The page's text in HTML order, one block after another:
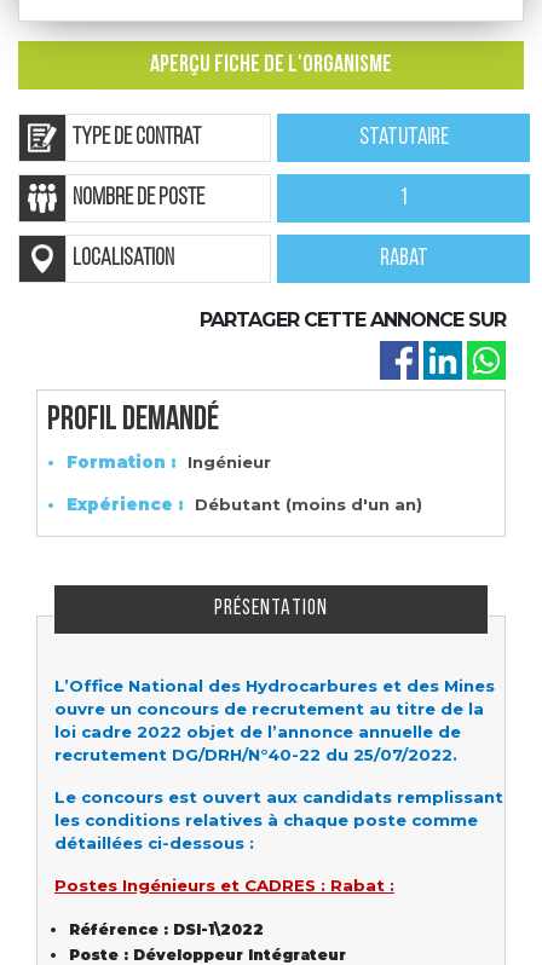
APERÇU FICHE DE L'ORGANISME
Type de contrat Statutaire
nombre de poste 1
localisation Rabat
PARTAGER CETTE ANNONCE SUR
Profil demandé
Formation : Ingénieur
Expérience : Débutant (moins d'un an)
PRÉSENTATION
L’Office National des Hydrocarbures et des Mines
ouvre un concours de recrutement au titre de la
loi cadre 2022 objet de l’annonce annuelle de
recrutement DG/DRH/N°40-22 du 25/07/2022.
Le concours est ouvert aux candidats remplissant
les conditions relatives à chaque poste comme
détaillées ci-dessous :
Postes Ingénieurs et CADRES : Rabat :
Référence : DSI-1\2022
Poste : Développeur Intégrateur